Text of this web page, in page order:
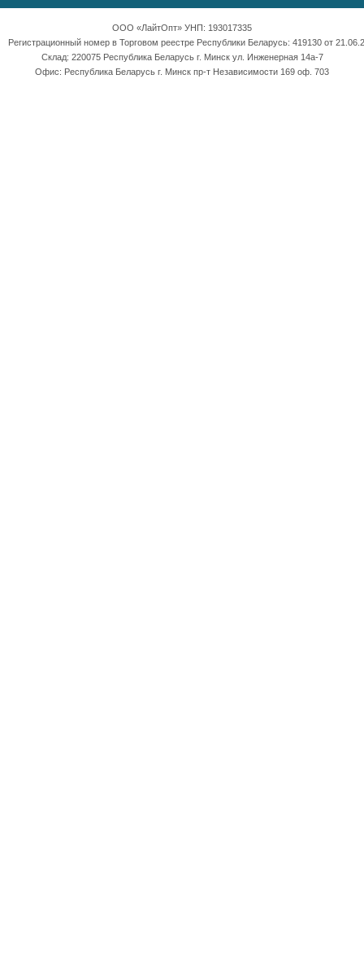
ООО «ЛайтОпт» УНП: 193017335
Регистрационный номер в Торговом реестре Республики Беларусь: 419130 от
Склад: 220075 Республика Беларусь г. Минск ул. Инженерная 14а-7
Офис: Республика Беларусь г. Минск пр-т Независимости 169 оф. 703